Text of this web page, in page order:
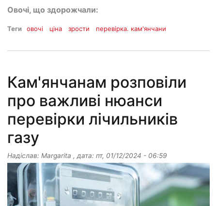
Овочі, що здорожчали:
Теги овочі ціна зрости перевірка. кам'янчани
Кам'янчанам розповіли
про важливі нюанси
перевірки лічильників
газу
Надіслав: Margarita , дата: пт, 01/12/2024 - 06:59